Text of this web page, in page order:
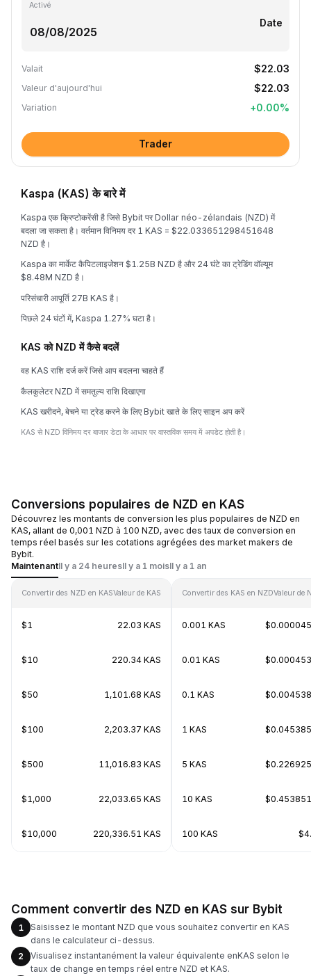
Activé
Date
Valait $22.03
Valeur d'aujourd'hui $22.03
Variation +0.00%
Trader
Kaspa (KAS) के बारे में
Kaspa एक क्रिप्टोकरेंसी है जिसे Bybit पर Dollar néo-zélandais (NZD) में
बदला जा सकता है। वर्तमान विनिमय दर 1 KAS = $22.033651298451648
NZD है।
Kaspa का मार्केट कैपिटलाइजेशन $1.25B NZD है और 24 घंटे का ट्रेडिंग वॉल्यूम
$8.48M NZD है।
परिसंचारी आपूर्ति 27B KAS है।
पिछले 24 घंटों में, Kaspa 1.27% घटा है।
KAS को NZD में कैसे बदलें
वह KAS राशि दर्ज करें जिसे आप बदलना चाहते हैं
कैलकुलेटर NZD में समतुल्य राशि दिखाएगा
KAS खरीदने, बेचने या ट्रेड करने के लिए Bybit खाते के लिए साइन अप करें
KAS से NZD विनिमय दर बाजार डेटा के आधार पर वास्तविक समय में अपडेट होती है।
Conversions populaires de NZD en KAS
Découvrez les montants de conversion les plus populaires de NZD en
KAS, allant de 0,001 NZD à 100 NZD, avec des taux de conversion en
temps réel basés sur les cotations agrégées des market makers de
Bybit.
MaintenantIl y a 24 heuresIl y a 1 moisIl y a 1 an
Convertir des NZD en KASValeur de KAS
$1 22.03 KAS
$10 220.34 KAS
$50 1,101.68 KAS
$100 2,203.37 KAS
$500 11,016.83 KAS
$1,000 22,033.65 KAS
$10,000 220,336.51 KAS
Convertir des KAS en NZDValeur de
0.001 KAS
0.01 KAS
0.1 KAS
1 KAS
5 KAS
10 KAS
100 KAS
Comment convertir des NZD en KAS sur Bybit
1
Saisissez le montant NZD que vous souhaitez convertir en KAS
dans le calculateur ci-dessus.
2
Visualisez instantanément la valeur équivalente enKAS selon le
taux de change en temps réel entre NZD et KAS.